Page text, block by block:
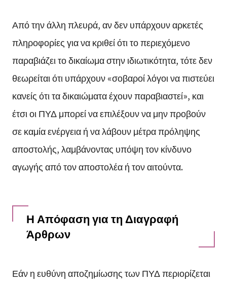
Από την άλλη πλευρά, αν δεν υπάρχουν αρκετές
πληροφορίες για να κριθεί ότι το περιεχόμενο
παραβιάζει το δικαίωμα στην ιδιωτικότητα, τότε δεν
θεωρείται ότι υπάρχουν «σοβαροί λόγοι να πιστεύει
κανείς ότι τα δικαιώματα έχουν παραβιαστεί», και
έτσι οι ΠΥΔ μπορεί να επιλέξουν να μην προβούν
σε καμία ενέργεια ή να λάβουν μέτρα πρόληψης
αποστολής, λαμβάνοντας υπόψη τον κίνδυνο
αγωγής από τον αποστολέα ή τον αιτούντα.
Η Απόφαση για τη Διαγραφή
Άρθρων
Εάν η ευθύνη αποζημίωσης των ΠΥΔ περιορίζεται